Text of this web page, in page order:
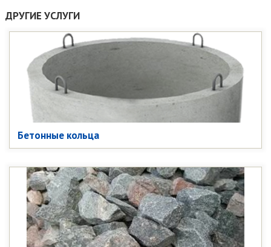
ДРУГИЕ УСЛУГИ
Бетонные кольца